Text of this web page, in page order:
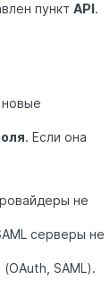
пункт API.
. Если она
не
серверы не
SAML).